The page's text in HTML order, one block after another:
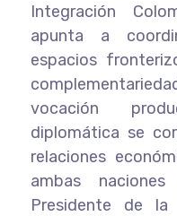
Integración
apunta a
espacios
vocación
diplomática se
relaciones
ambas
Presidente de la